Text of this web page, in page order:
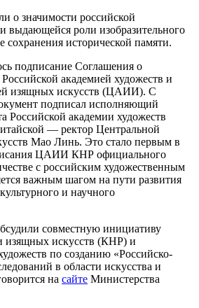
о значимости российской
выдающейся роли изобразительного
сохранения исторической памяти.
подписание Соглашения о
академией художеств и
изящных искусств (ЦАИИ). С
подписал исполняющий
Российской академии художеств
— ректор Центральной
Мао Линь. Это стало первым в
ЦАИИ КНР официального
с российским художественным
важным шагом на пути развития
и научного
совместную инициативу
изящных искусств (КНР) и
по созданию «Российско-
в области искусства и
на сайте Министерства